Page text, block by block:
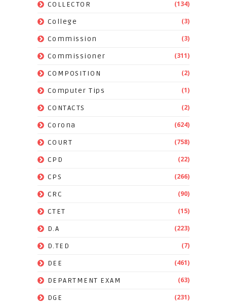
COLLECTOR (134)
College (3)
Commission (3)
Commissioner (311)
COMPOSITION (2)
Computer Tips (1)
CONTACTS (2)
Corona (624)
COURT (758)
CPD (22)
CPS (266)
CRC (90)
CTET (15)
D.A (223)
D.TED (7)
DEE (461)
DEPARTMENT EXAM (63)
DGE (231)